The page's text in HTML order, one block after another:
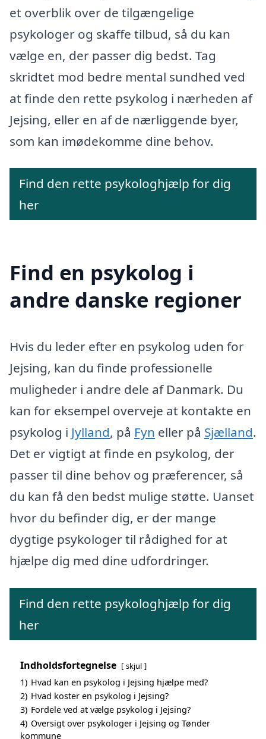
et overblik over de tilgængelige
psykologer og skaffe tilbud, så du kan
vælge en, der passer dig bedst. Tag
skridtet mod bedre mental sundhed ved
at finde den rette psykolog i nærheden af
Jejsing, eller en af de nærliggende byer,
som kan imødekomme dine behov.
Find den rette psykologhjælp for dig
her
Find en psykolog i
andre danske regioner
Hvis du leder efter en psykolog uden for
Jejsing, kan du finde professionelle
muligheder i andre dele af Danmark. Du
kan for eksempel overveje at kontakte en
psykolog i Jylland, på Fyn eller på Sjælland.
Det er vigtigt at finde en psykolog, der
passer til dine behov og præferencer, så
du kan få den bedst mulige støtte. Uanset
hvor du befinder dig, er der mange
dygtige psykologer til rådighed for at
hjælpe dig med dine udfordringer.
Find den rette psykologhjælp for dig
her
Indholdsfortegnelse skjul
1) Hvad kan en psykolog i Jejsing hjælpe med?
2) Hvad koster en psykolog i Jejsing?
3) Fordele ved at vælge psykolog i Jejsing?
4) Oversigt over psykologer i Jejsing og Tønder
kommune